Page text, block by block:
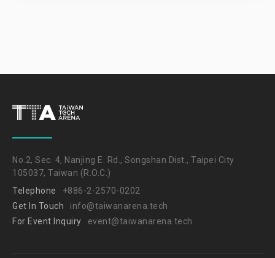
No.2, Sec. 4, Nanjing E. Rd., Songshan Dist., Taipei City
105037, Taiwan (R.O.C.)
Telephone
+886-2-2570-0202
Get In Touch
info@taiwanarena.tech
For Event Inquiry
event@taiwanarena.tech